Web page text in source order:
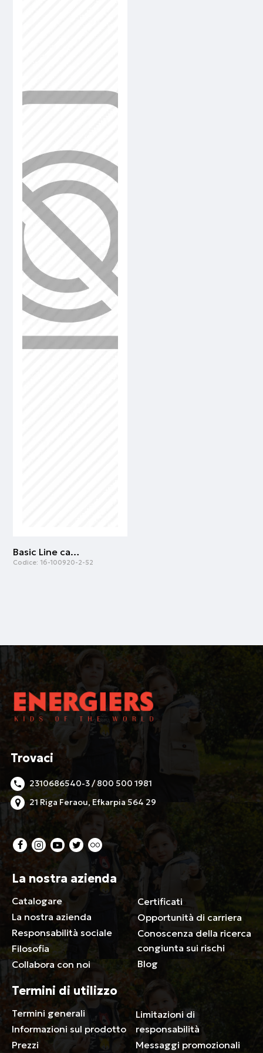
Basic Line capri leggings for girls | Grigio melange
Codice: 16-100920-2-52
Trovaci
2310686540-3 / 800 500 1981
21 Riga Feraou, Efkarpia 564 29
La nostra azienda
Catalogare
La nostra azienda
Responsabilità sociale
Filosofia
Collabora con noi
Certificati
Opportunità di carriera
Conoscenza della ricerca
congiunta sui rischi
Blog
Termini di utilizzo
Termini generali
Informazioni sul prodotto
Prezzi
Limitazioni di
responsabilità
Messaggi promozionali